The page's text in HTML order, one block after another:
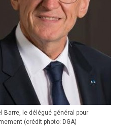
Barre, le délégué général pour
(crédit photo: DGA)